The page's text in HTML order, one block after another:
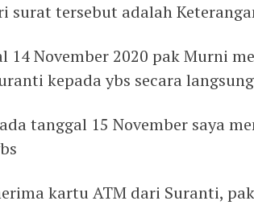
surat tersebut adalah
14 November 2020 pak Murni
kepada ybs secara langsung
tanggal 15 November saya
kartu ATM dari Suranti,